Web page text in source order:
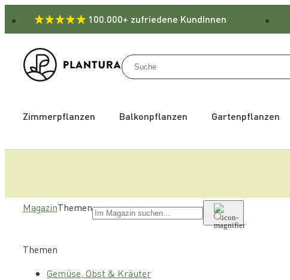
100.000+ zufriedene KundInnen
Zimmerpflanzen Balkonpflanzen Gartenpflanzen
MagazinThemen
Themen
Gemüse, Obst & Kräuter